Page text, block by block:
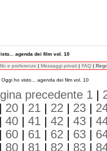
agenda dei film vol. 10
e preferenze | Messaggi privati | FAQ |
Oggi ho visto... agenda dei film vol. 10
precedente 1 |
| 20 | 21 | 22 | 23 |
| 40 | 41 | 42 | 43 |
| 60 | 61 | 62 | 63 |
| 80 | 81 | 82 | 83 |